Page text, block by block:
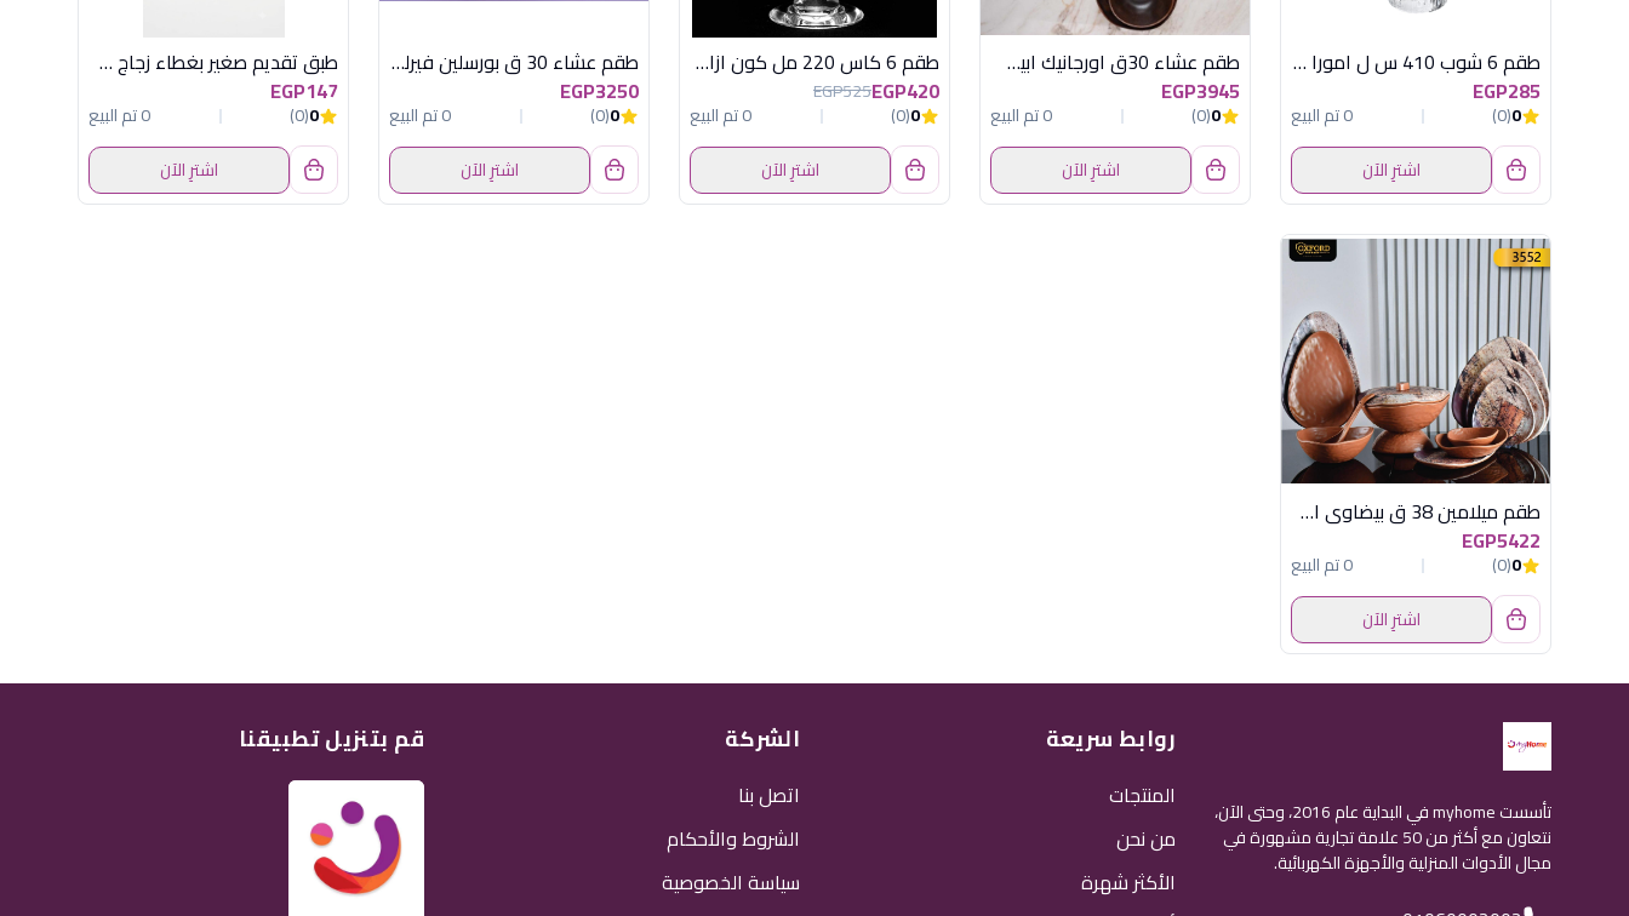
طقم 6 شوب 410 س ل امورا باشابتشى
EGP285
0
(0)
0 تم البيع
اشترِ الآن
طقم عشاء 30ق اورجانيك ابيض اكسفور 24127
EGP3945
0
(0)
0 تم البيع
اشترِ الآن
طقم 6 كاس 220 مل كون ازاد اكريلك سعودى
EGP420
EGP525
0
(0)
0 تم البيع
اشترِ الآن
طقم عشاء 30 ق بورسلين فيرلو ديسورت
EGP3250
0
(0)
0 تم البيع
اشترِ الآن
طبق تقديم صغير بغطاء زجاج من أكسفورد موديل XS159
EGP147
0
(0)
0 تم البيع
اشترِ الآن
طقم ميلامين 38 ق بيضاوى اكسفورد - كود 3552
EGP5422
0
(0)
0 تم البيع
اشترِ الآن
تأسست myhome في البداية عام 2016، وحتى الآن،
نتعاون مع أكثر من 50 علامة تجارية مشهورة في
مجال الأدوات المنزلية والأجهزة الكهربائية.
روابط سريعة
المنتجات
من نحن
الأكثر شهرة
الشركة
اتصل بنا
الشروط والأحكام
سياسة الخصوصية
قم بتنزيل تطبيقنا